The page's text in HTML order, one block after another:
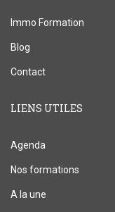
Immo Formation
Blog
Contact
LIENS UTILES
Agenda
Nos formations
A la une